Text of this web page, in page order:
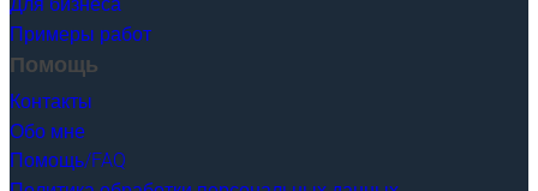
Примеры работ
Помощь
Контакты
Обо мне
Помощь/FAQ